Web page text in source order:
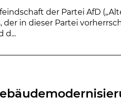
der Partei AfD
in dieser Partei
d...